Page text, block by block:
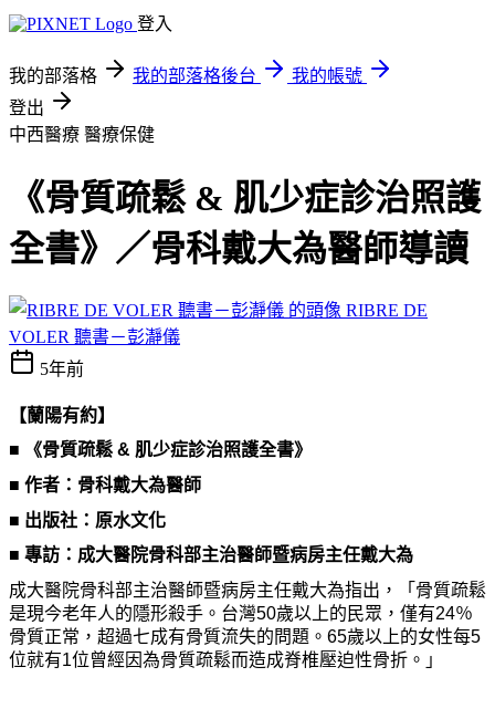
登入
我的部落格 我的部落格後台
我的帳號
登出
中西醫療 醫療保健
《骨質疏鬆 & 肌少症診治照護
全書》／骨科戴大為醫師導讀
RIBRE DE
VOLER 聽書－彭瀞儀
5年前
【蘭陽有約】
■ 《骨質疏鬆 & 肌少症診治照護全書》
■ 作者：骨科戴大為醫師
■ 出版社：原水文化
■ 專訪：成大醫院骨科部主治醫師暨病房主任戴大為
成大醫院骨科部主治醫師暨病房主任戴大為指出，「骨質疏鬆
是現今老年人的隱形殺手。台灣50歲以上的民眾，僅有24％
骨質正常，超過七成有骨質流失的問題。65歲以上的女性每5
位就有1位曾經因為骨質疏鬆而造成脊椎壓迫性骨折。」